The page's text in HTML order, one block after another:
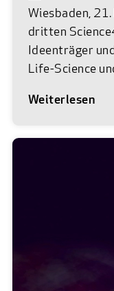
Wiesbaden,
dritten
Ideenträger
Life-Science
Netzwerk über
vorstellen. Die
Weiterlesen